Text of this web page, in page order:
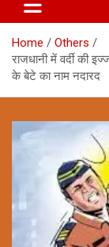
Home
Others
राजधानी में वर्दी की
के बेटे का नाम नदारद